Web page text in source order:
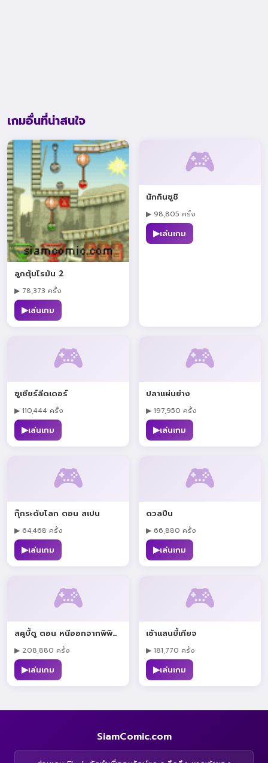
เกมอื่นที่น่าสนใจ
ลูกตุ้มโรมัน 2
▶ 78,373 ครั้ง
▶เล่นเกม
🎮
นักกินซูชิ
▶ 98,805 ครั้ง
▶เล่นเกม
🎮
ซูเชียร์ลีดเดอร์
▶ 110,444 ครั้ง
▶เล่นเกม
🎮
ปลาแผ่นย่าง
▶ 197,950 ครั้ง
▶เล่นเกม
🎮
กุ๊กระดับโลก ตอน สเปน
▶ 64,468 ครั้ง
▶เล่นเกม
🎮
ดวลปืน
▶ 66,880 ครั้ง
▶เล่นเกม
🎮
สคูบี้ดู ตอน หนีออกจากพิพิธภัณฑ์
▶ 208,880 ครั้ง
▶เล่นเกม
🎮
เช้าแสนขี้เกียจ
▶ 181,770 ครั้ง
▶เล่นเกม
SiamComic.com